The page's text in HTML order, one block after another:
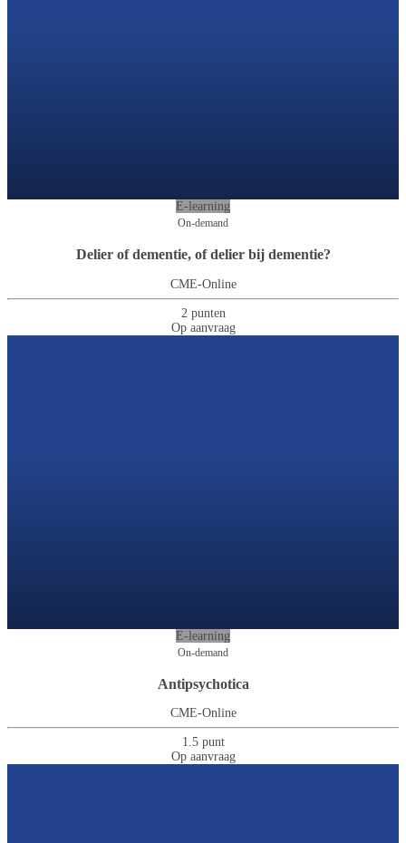
E-learning
On-demand
Delier of dementie, of delier bij dementie?
CME-Online
2 punten
Op aanvraag
E-learning
On-demand
Antipsychotica
CME-Online
1.5 punt
Op aanvraag